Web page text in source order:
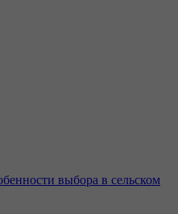
выбора в сельском